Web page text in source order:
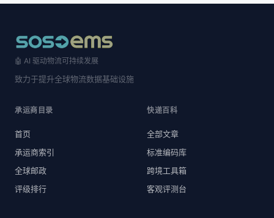
🤖 AI 驱动物流可持续发展
致力于提升全球物流数据基础设施
承运商目录
首页
承运商索引
全球邮政
评级排行
快递百科
全部文章
标准编码库
跨境工具箱
客观评测台